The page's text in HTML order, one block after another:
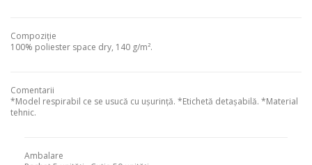
Compoziție
100% poliester space dry, 140 g/m².
Comentarii
*Model respirabil ce se usucă cu ușurință. *Etichetă detașabilă. *Material
tehnic.
Ambalare